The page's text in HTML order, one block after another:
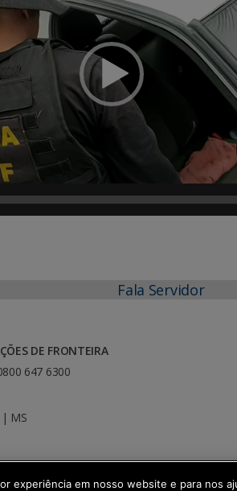
Fala Servidor
DE FRONTEIRA
647 6300
| MS
experiência em nosso website e para nos